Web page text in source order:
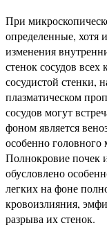
При
определенные, хотя
изменения
стенок сосудов
сосудистой стенки,
плазматическом
сосудов могут
фоном является
особенно головного
Полнокровие почек
обусловлено
легких на фоне
кровоизлияния,
разрыва их стенок.